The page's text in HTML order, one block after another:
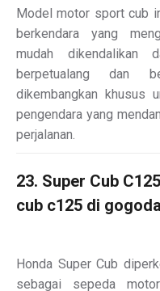
Model motor sport cub
berkendara yang
mudah dikendalikan
berpetualang dan
dikembangkan khusus
pengendara yang
perjalanan.
23. Super Cub
cub c125 di
Honda Super Cub
sebagai sepeda